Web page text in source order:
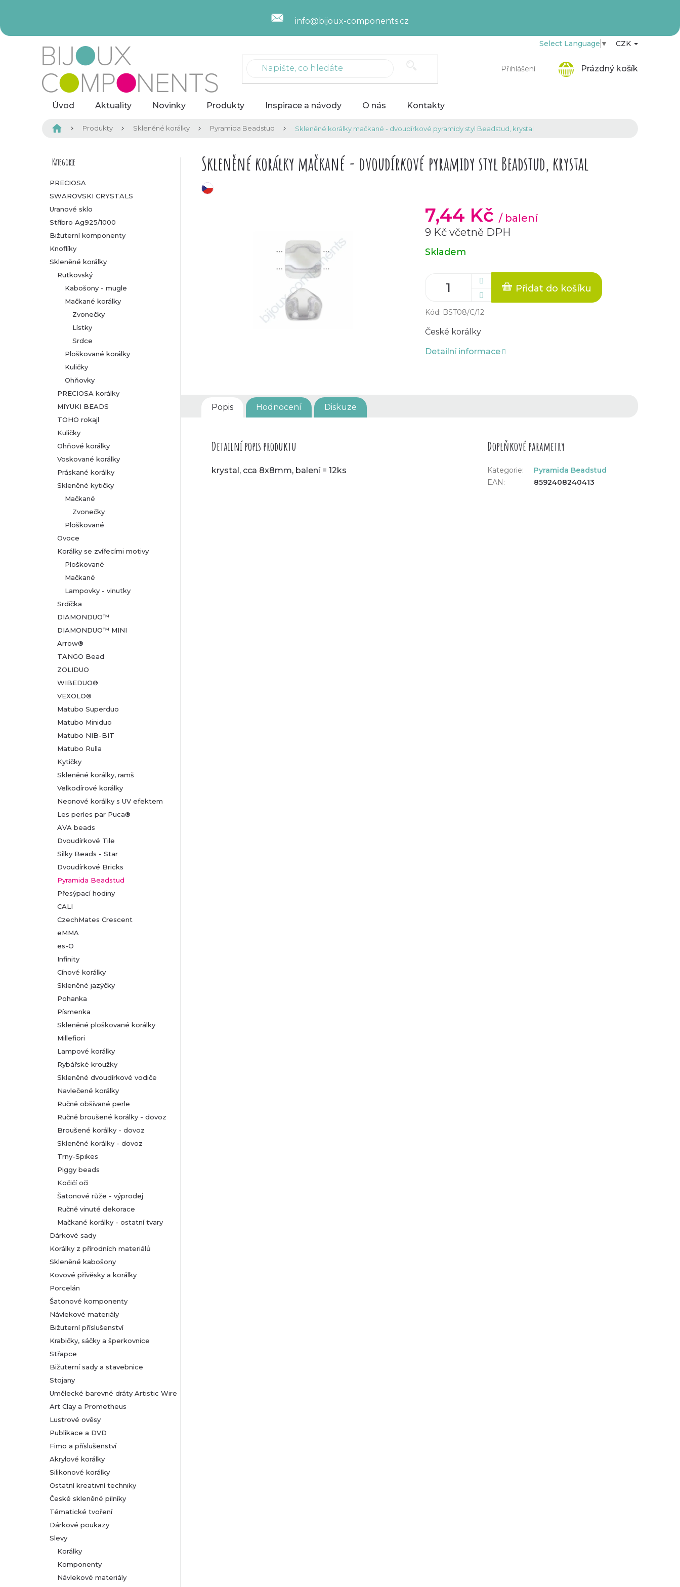
info@bijoux-components.cz
Přihlášení
Select Language ▼ CZK
Prázdný košík
Úvod Aktuality Novinky Produkty Inspirace a návody O nás Kontakty
Domů Produkty Skleněné korálky Pyramida Beadstud Skleněné korálky mačkané - dvoudírkové pyramidy styl Beadstud, krystal
P
o
s
t
r
a
n
Přeskočit
Kategorie
PRECIOSA
SWAROVSKI CRYSTALS
Uranové sklo
Stříbro Ag925/1000
Bižuterní komponenty
Knoflíky
Skleněné korálky
Rutkovský
Kabošony - mugle
Mačkané korálky
Zvonečky
Lístky
Srdce
Ploškované korálky
Kuličky
Ohňovky
PRECIOSA korálky
MIYUKI BEADS
TOHO rokajl
Kuličky
Ohňové korálky
Voskované korálky
Práskané korálky
Skleněné kytičky
Mačkané
Zvonečky
Ploškované
Ovoce
Korálky se zvířecími motivy
Ploškované
Mačkané
Lampovky - vinutky
Srdíčka
DIAMONDUO™
DIAMONDUO™ MINI
Arrow®
TANGO Bead
ZOLIDUO
WIBEDUO®
VEXOLO®
Matubo Superduo
Matubo Miniduo
Matubo NIB-BIT
Matubo Rulla
Kytičky
Skleněné korálky, ramš
Velkodírové korálky
Neonové korálky s UV efektem
Les perles par Puca®
AVA beads
Dvoudírkové Tile
Silky Beads - Star
Dvoudírkové Bricks
Pyramida Beadstud
Přesýpací hodiny
CALI
CzechMates Crescent
eMMA
es-O
Infinity
Cínové korálky
Skleněné jazýčky
Pohanka
Písmenka
Skleněné ploškované korálky
Millefiori
Lampové korálky
Rybářské kroužky
Skleněné dvoudírkové vodiče
Navlečené korálky
Ručně obšívané perle
Ručně broušené korálky - dovoz
Broušené korálky - dovoz
Skleněné korálky - dovoz
Trny-Spikes
Piggy beads
Kočičí oči
Šatonové růže - výprodej
Ručně vinuté dekorace
Mačkané korálky - ostatní tvary
Dárkové sady
Korálky z přírodních materiálů
Skleněné kabošony
Kovové přívěsky a korálky
Porcelán
Šatonové komponenty
Návlekové materiály
Bižuterní příslušenství
Krabičky, sáčky a šperkovnice
Střapce
Bižuterní sady a stavebnice
Stojany
Umělecké barevné dráty Artistic Wire
Art Clay a Prometheus
Lustrové ověsy
Publikace a DVD
Fimo a příslušenství
Akrylové korálky
Silikonové korálky
Ostatní kreativní techniky
České skleněné pilníky
Tématické tvoření
Dárkové poukazy
Slevy
Korálky
Komponenty
Návlekové materiály
Skleněné korálky mačkané - dvoudírkové pyramidy styl Beadstud, krystal
7,44 Kč / balení
9 Kč včetně DPH
Měrná
cena:
Skladem
Přidat do košíku
Kód: BST08/C/12
České korálky
Detailní informace
Popis Hodnocení Diskuze
Detailní popis produktu
krystal, cca 8x8mm, balení = 12ks
Doplňkové parametry
Kategorie:
Pyramida Beadstud
EAN: 8592408240413